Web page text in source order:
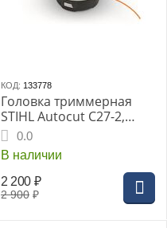
КОД: 133778
Головка триммерная
STIHL Autocut С27-2,
2.4мм (Fs-55-131) (4002-
820-2302)
0.0
В наличии
2 900 ₽
2 200 ₽